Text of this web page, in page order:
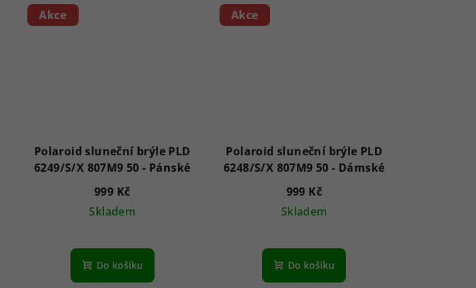
Akce
Polaroid sluneční brýle PLD
6249/S/X 807M9 50 - Pánské
999 Kč
Skladem
Do košíku
Akce
Polaroid sluneční brýle PLD
6248/S/X 807M9 50 - Dámské
999 Kč
Skladem
Do košíku